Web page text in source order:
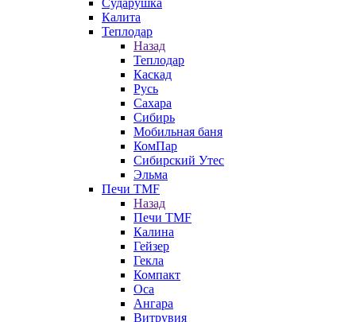
Сударушка
Калита
Теплодар
Назад
Теплодар
Каскад
Русь
Сахара
Сибирь
Мобильная баня
КомПар
Сибирский Утес
Эльма
Печи TMF
Назад
Печи TMF
Калина
Гейзер
Гекла
Компакт
Оса
Ангара
Витрувия